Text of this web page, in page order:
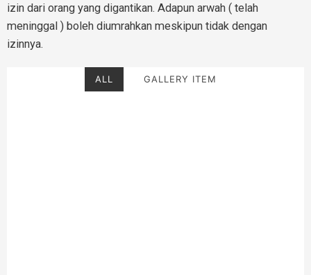
izin dari orang yang digantikan. Adapun arwah ( telah
meninggal ) boleh diumrahkan meskipun tidak dengan
izinnya.
ALL GALLERY ITEM